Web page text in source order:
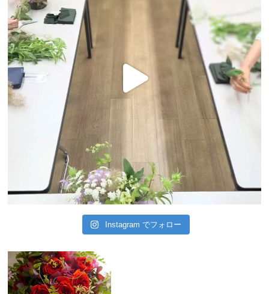
Instagram でフォロー